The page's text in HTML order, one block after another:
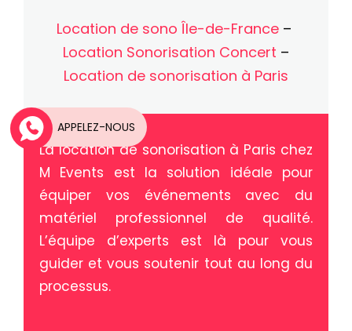
Location de sono Île-de-France –
Location Sonorisation Concert –
Location de sonorisation à Paris
La location de sonorisation à Paris chez
M Events est la solution idéale pour
équiper vos événements avec du
matériel professionnel de qualité.
L’équipe d’experts est là pour vous
guider et vous soutenir tout au long du
processus.
APPELEZ-NOUS